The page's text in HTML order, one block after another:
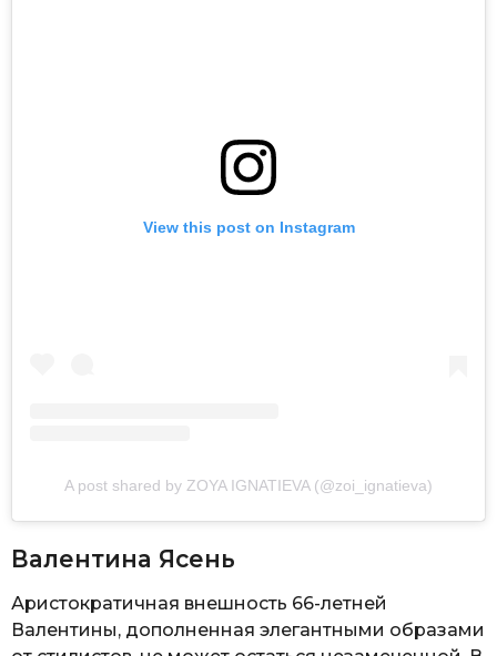
View this post on Instagram
A post shared by ZOYA IGNATIEVA (@zoi_ignatieva)
Валентина Ясень
Аристократичная внешность 66-летней
Валентины, дополненная элегантными образами